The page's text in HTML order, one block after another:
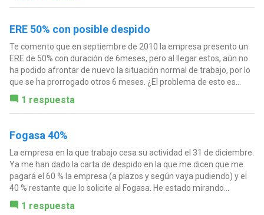
ERE 50% con posible despido
Te comento que en septiembre de 2010 la empresa presento un
ERE de 50% con duración de 6meses, pero al llegar estos, aún no
ha podido afrontar de nuevo la situación normal de trabajo, por lo
que se ha prorrogado otros 6 meses. ¿El problema de esto es...
1 respuesta
Fogasa 40%
La empresa en la que trabajo cesa su actividad el 31 de diciembre.
Ya me han dado la carta de despido en la que me dicen que me
pagará el 60 % la empresa (a plazos y según vaya pudiendo) y el
40 % restante que lo solicite al Fogasa. He estado mirando...
1 respuesta